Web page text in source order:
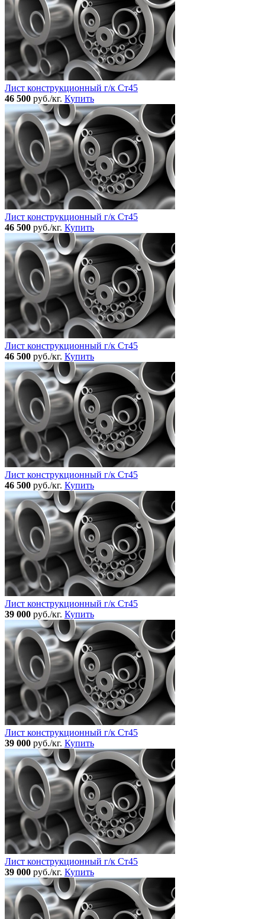
Лист конструкционный г/к Ст45
46 500 руб./кг. Купить
Лист конструкционный г/к Ст45
46 500 руб./кг. Купить
Лист конструкционный г/к Ст45
46 500 руб./кг. Купить
Лист конструкционный г/к Ст45
46 500 руб./кг. Купить
Лист конструкционный г/к Ст45
39 000 руб./кг. Купить
Лист конструкционный г/к Ст45
39 000 руб./кг. Купить
Лист конструкционный г/к Ст45
39 000 руб./кг. Купить